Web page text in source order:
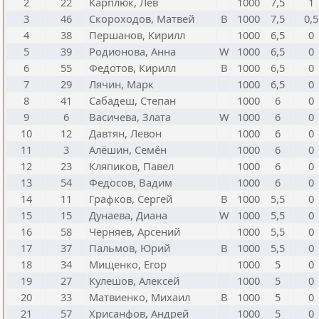
3
46 Скороходов, Матвей B 1000 7,5
0,5
4
38 Першанов, Кирилл 1000 6,5
0
5
39 Родионова, Анна W 1000 6,5
0
6
55 Федотов, Кирилл B 1000 6,5
0
7
29 Лячин, Марк 1000 6,5
0
8
41 Сабадеш, Степан 1000 6
0
9
6 Васичева, Злата W 1000 6
0
10
12 Давтян, Левон 1000 6
0
11
3 Алёшин, Семён 1000 6
0
12
23 Кляпиков, Павел 1000 6
0
13
54 Федосов, Вадим 1000 6
0
14
11 Графков, Сергей B 1000 5,5
0
15
15 Дунаева, Диана W 1000 5,5
0
16
58 Черняев, Арсений 1000 5,5
0
17
37 Пальмов, Юрий B 1000 5,5
0
18
34 Мищенко, Егор 1000 5
0
19
27 Кулешов, Алексей 1000 5
0
20
33 Матвиенко, Михаил B 1000 5
0
21
57 Хрисанфов, Андрей 1000 5 0